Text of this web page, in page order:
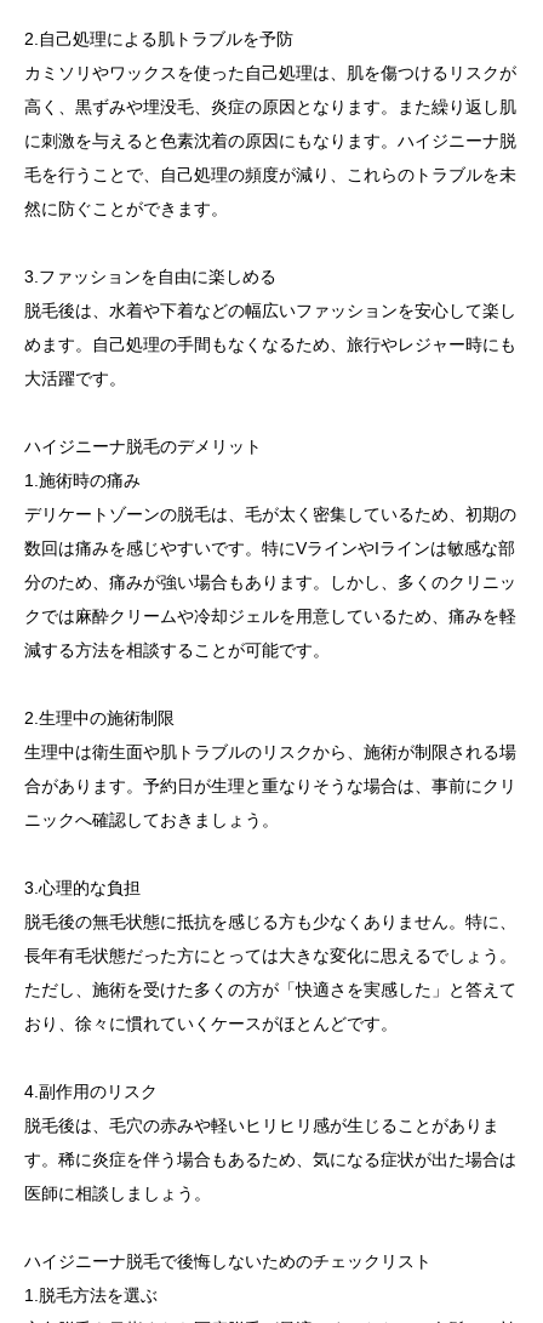
2.自己処理による肌トラブルを予防
カミソリやワックスを使った自己処理は、肌を傷つけるリスクが
高く、黒ずみや埋没毛、炎症の原因となります。また繰り返し肌
に刺激を与えると色素沈着の原因にもなります。ハイジニーナ脱
毛を行うことで、自己処理の頻度が減り、これらのトラブルを未
然に防ぐことができます。
3.ファッションを自由に楽しめる
脱毛後は、水着や下着などの幅広いファッションを安心して楽し
めます。自己処理の手間もなくなるため、旅行やレジャー時にも
大活躍です。
ハイジニーナ脱毛のデメリット
1.施術時の痛み
デリケートゾーンの脱毛は、毛が太く密集しているため、初期の
数回は痛みを感じやすいです。特にVラインやIラインは敏感な部
分のため、痛みが強い場合もあります。しかし、多くのクリニッ
クでは麻酔クリームや冷却ジェルを用意しているため、痛みを軽
減する方法を相談することが可能です。
2.生理中の施術制限
生理中は衛生面や肌トラブルのリスクから、施術が制限される場
合があります。予約日が生理と重なりそうな場合は、事前にクリ
ニックへ確認しておきましょう。
3.心理的な負担
脱毛後の無毛状態に抵抗を感じる方も少なくありません。特に、
長年有毛状態だった方にとっては大きな変化に思えるでしょう。
ただし、施術を受けた多くの方が「快適さを実感した」と答えて
おり、徐々に慣れていくケースがほとんどです。
4.副作用のリスク
脱毛後は、毛穴の赤みや軽いヒリヒリ感が生じることがありま
す。稀に炎症を伴う場合もあるため、気になる症状が出た場合は
医師に相談しましょう。
ハイジニーナ脱毛で後悔しないためのチェックリスト
1.脱毛方法を選ぶ